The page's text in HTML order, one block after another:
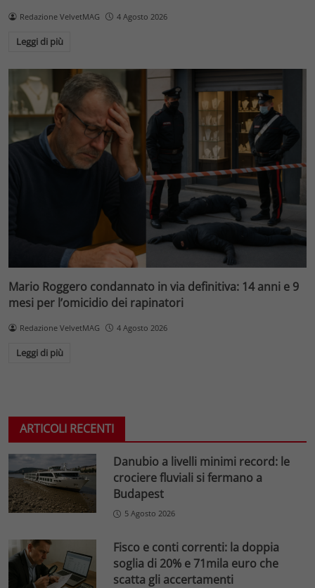
Redazione VelvetMAG 4 Agosto 2026
Leggi di più
Mario Roggero condannato in via definitiva: 14 anni e 9
mesi per l’omicidio dei rapinatori
Redazione VelvetMAG 4 Agosto 2026
Leggi di più
ARTICOLI RECENTI
Danubio a livelli minimi record: le
crociere fluviali si fermano a
Budapest
5 Agosto 2026
Fisco e conti correnti: la doppia
soglia di 20% e 71mila euro che
scatta gli accertamenti